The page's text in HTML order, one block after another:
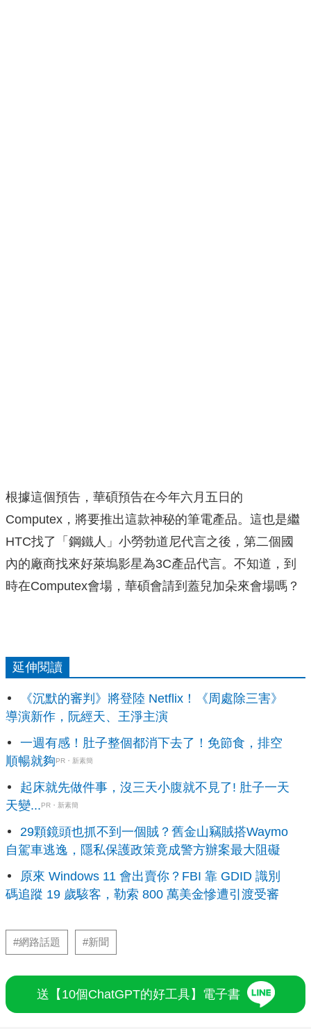
根據這個預告，華碩預告在今年六月五日的
Computex，將要推出這款神秘的筆電產品。這也是繼
HTC找了「鋼鐵人」小勞勃道尼代言之後，第二個國
內的廠商找來好萊塢影星為3C產品代言。不知道，到
時在Computex會場，華碩會請到蓋兒加朵來會場嗎？
延伸閱讀
《沉默的審判》將登陸 Netflix！《周處除三害》
導演新作，阮經天、王淨主演
一週有感！肚子整個都消下去了！免節食，排空
順暢就夠PR・新素簡
起床就先做件事，沒三天小腹就不見了! 肚子一天
天變...PR・新素簡
29顆鏡頭也抓不到一個賊？舊金山竊賊搭Waymo
自駕車逃逸，隱私保護政策竟成警方辦案最大阻礙
原來 Windows 11 會出賣你？FBI 靠 GDID 識別
碼追蹤 19 歲駭客，勒索 800 萬美金慘遭引渡受審
#網路話題 #新聞
送【10個ChatGPT的好工具】電子書